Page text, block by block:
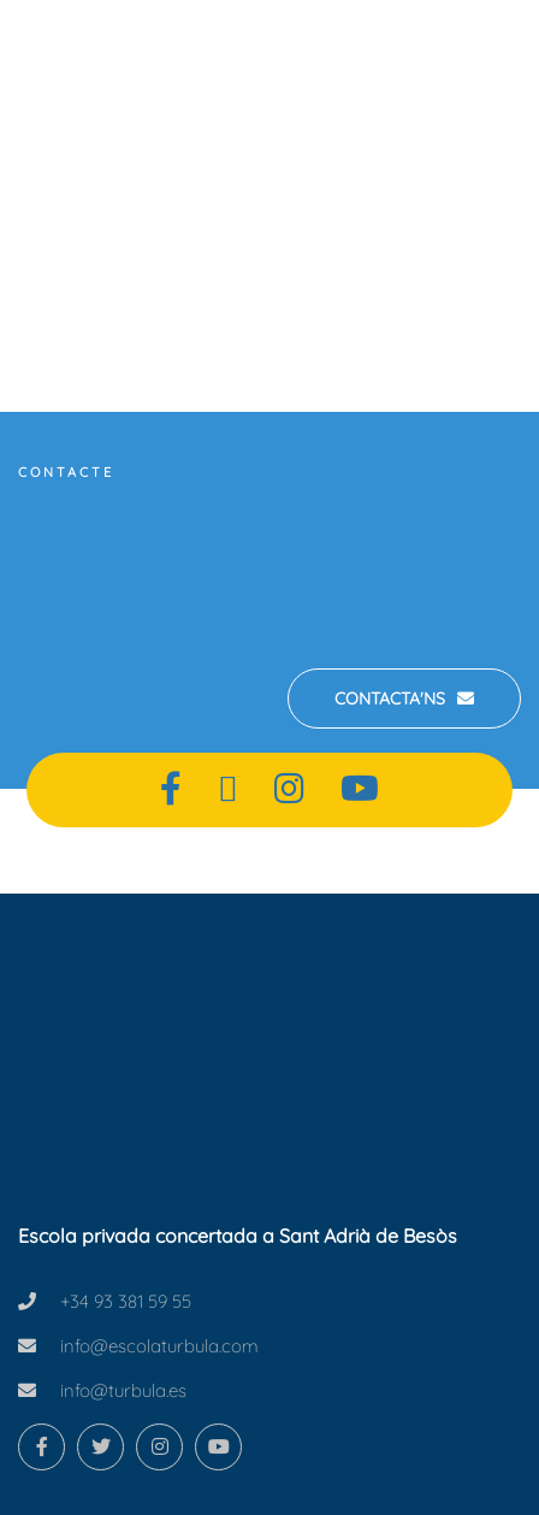
CONTACTE
CONTACTA'NS
Escola privada concertada a Sant Adrià de Besòs
+34 93 381 59 55
info@escolaturbula.com
info@turbula.es